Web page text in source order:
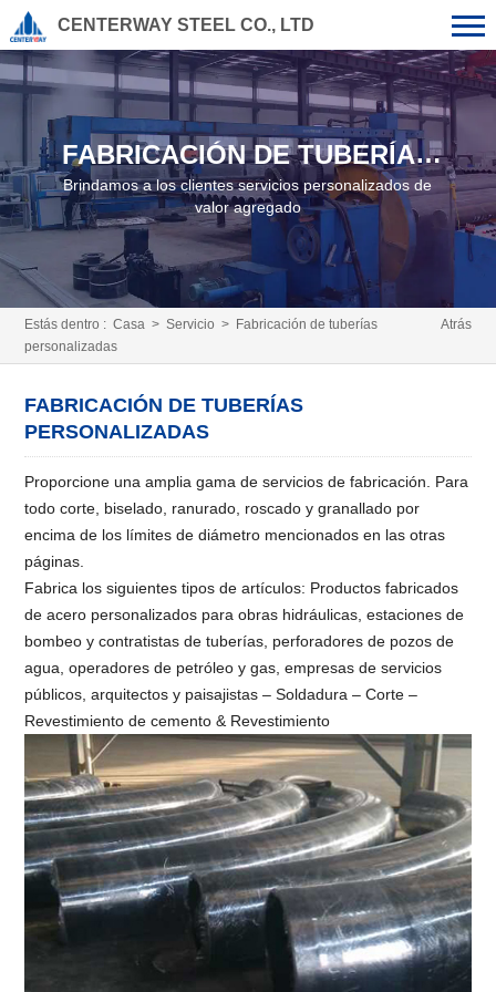
CENTERWAY STEEL CO., LTD
FABRICACIÓN DE TUBERÍAS
PERSONALIZADAS
Brindamos a los clientes servicios personalizados de
valor agregado
Atrás
Estás dentro :Casa >Servicio > Fabricación de tuberías
personalizadas
FABRICACIÓN DE TUBERÍAS
PERSONALIZADAS
Proporcione una amplia gama de servicios de fabricación. Para
todo corte, biselado, ranurado, roscado y granallado por
encima de los límites de diámetro mencionados en las otras
páginas.
Fabrica los siguientes tipos de artículos: Productos fabricados
de acero personalizados para obras hidráulicas, estaciones de
bombeo y contratistas de tuberías, perforadores de pozos de
agua, operadores de petróleo y gas, empresas de servicios
públicos, arquitectos y paisajistas – Soldadura – Corte –
Revestimiento de cemento & Revestimiento